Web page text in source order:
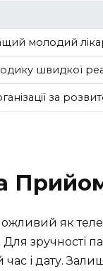
молодий
швидкої
за
як
зручності
і дату.